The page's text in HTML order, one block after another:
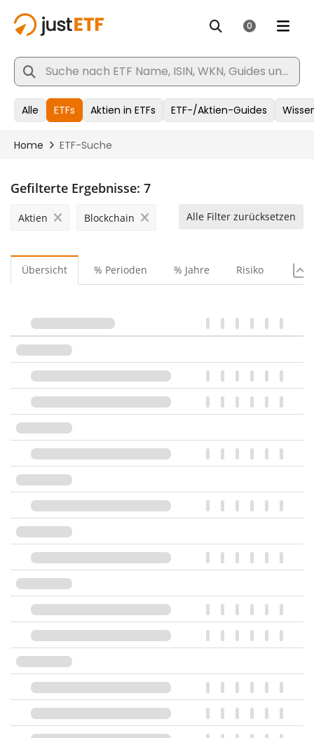
Gefilterte Ergebnisse: 7
Aktien Blockchain Alle Filter zurücksetzen
Übersicht % Perioden % Jahre Risiko